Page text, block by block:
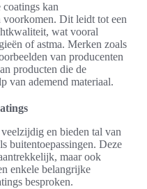
kan
Dit leidt tot een
wat vooral
of astma. Merken zoals
van producenten
producten die de
van ademend materiaal.
en bieden tal van
buitentoepassingen. Deze
maar ook
enkele belangrijke
besproken.